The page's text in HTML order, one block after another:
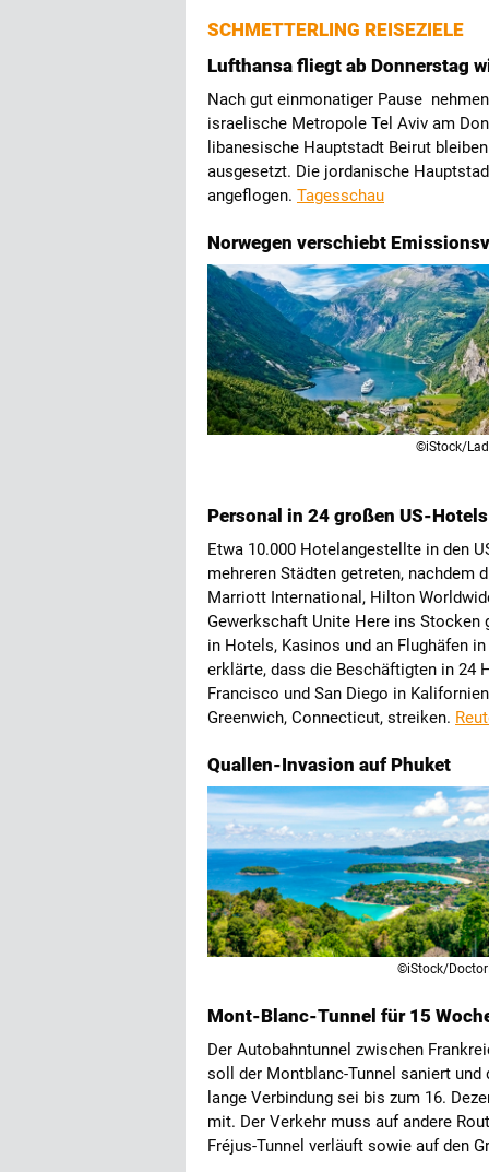
SCHMETTERLING REISEZIELE
Lufthansa fliegt ab Donnerstag
Nach gut einmonatiger Pause
israelische Metropole Tel Aviv am
libanesische Hauptstadt Beirut
ausgesetzt. Die jordanische
angeflogen. Tagesschau
Norwegen verschiebt
©iStock/
Personal in 24 großen US-
Etwa 10.000 Hotelangestellte in den
mehreren Städten getreten, nachdem
Marriott International, Hilton
Gewerkschaft Unite Here ins Stocken
in Hotels, Kasinos und an Flughäfen
erklärte, dass die Beschäftigten in 24
Francisco und San Diego in
Greenwich, Connecticut, streiken.
Quallen-Invasion auf Phuket
©iStock/
Mont-Blanc-Tunnel für 15
Der Autobahntunnel zwischen
soll der Montblanc-Tunnel saniert
lange Verbindung sei bis zum 16.
mit. Der Verkehr muss auf andere
Fréjus-Tunnel verläuft sowie auf den